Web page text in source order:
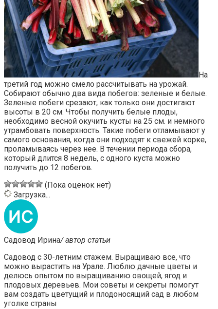
На
третий год можно смело рассчитывать на урожай.
Собирают обычно два вида побегов: зеленые и белые.
Зеленые побеги срезают, как только они достигают
высоты в 20 см. Чтобы получить белые плоды,
необходимо весной окучить кусты на 25 см. и немного
утрамбовать поверхность. Такие побеги отламывают у
самого основания, когда они подходят к свежей корке,
проламываясь через нее. В течении периода сбора,
который длится 8 недель, с одного куста можно
получить до 12 побегов.
(Пока оценок нет)
Загрузка...
Садовод Ирина/ автор статьи
Садовод с 30-летним стажем. Выращиваю все, что
можно вырастить на Урале. Люблю дачные цветы и
делюсь опытом по выращиванию овощей, ягод и
плодовых деревьев. Мои советы и секреты помогут
вам создать цветущий и плодоносящий сад в любом
уголке страны